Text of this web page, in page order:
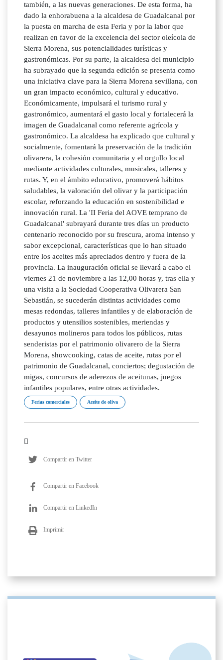
también, a las nuevas generaciones. De esta forma, ha
dado la enhorabuena a la alcaldesa de Guadalcanal por
la puesta en marcha de esta Feria y por la labor que
realizan en favor de la excelencia del sector oleícola de
Sierra Morena, sus potencialidades turísticas y
gastronómicas. Por su parte, la alcaldesa del municipio
ha subrayado que la segunda edición se presenta como
una iniciativa clave para la Sierra Morena sevillana, con
un gran impacto económico, cultural y educativo.
Económicamente, impulsará el turismo rural y
gastronómico, aumentará el gasto local y fortalecerá la
imagen de Guadalcanal como referente agrícola y
gastronómico. La alcaldesa ha explicado que cultural y
socialmente, fomentará la preservación de la tradición
olivarera, la cohesión comunitaria y el orgullo local
mediante actividades culturales, musicales, talleres y
rutas. Y, en el ámbito educativo, promoverá hábitos
saludables, la valoración del olivar y la participación
escolar, reforzando la educación en sostenibilidad e
innovación rural. La 'II Feria del AOVE temprano de
Guadalcanal' subrayará durante tres días un producto
centenario reconocido por su frescura, aroma intenso y
sabor excepcional, características que lo han situado
entre los aceites más apreciados dentro y fuera de la
provincia. La inauguración oficial se llevará a cabo el
viernes 21 de noviembre a las 12,00 horas y, tras ella y
una visita a la Sociedad Cooperativa Olivarera San
Sebastián, se sucederán distintas actividades como
mesas redondas, talleres infantiles y de elaboración de
productos y utensilios sostenibles, meriendas y
desayunos molineros para todos los públicos, rutas
senderistas por el patrimonio olivarero de la Sierra
Morena, showcooking, catas de aceite, rutas por el
patrimonio de Guadalcanal, conciertos; degustación de
migas, concursos de aderezos de aceitunas, juegos
infantiles populares, entre otras actividades.
Ferias comerciales Aceite de oliva
Compartir en Twitter
Compartir en Facebook
Compartir en LinkedIn
Imprimir